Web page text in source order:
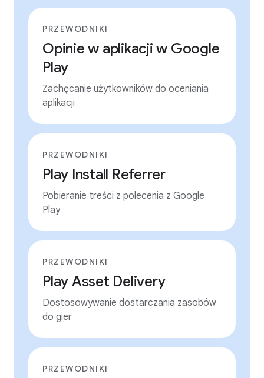
PRZEWODNIKI
Opinie w aplikacji w Google
Play
Zachęcanie użytkowników do oceniania
aplikacji
PRZEWODNIKI
Play Install Referrer
Pobieranie treści z polecenia z Google
Play
PRZEWODNIKI
Play Asset Delivery
Dostosowywanie dostarczania zasobów
do gier
PRZEWODNIKI